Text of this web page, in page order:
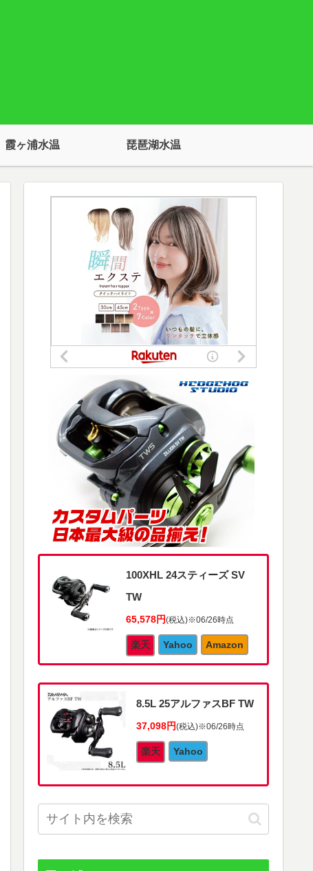
霞ヶ浦水温 琵琶湖水温
100XHL 24スティーズ SV
TW
65,578円(税込)※06/26時点
楽天 Yahoo Amazon
8.5L 25アルファスBF TW
37,098円(税込)※06/26時点
楽天 Yahoo